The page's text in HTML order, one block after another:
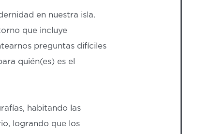
en nuestra isla.
que incluye
preguntas difíciles
quién(es) es el
habitando las
logrando que los